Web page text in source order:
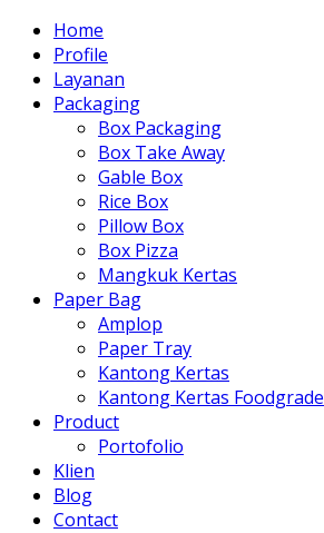
Home
Profile
Layanan
Packaging
Box Packaging
Box Take Away
Gable Box
Rice Box
Pillow Box
Box Pizza
Mangkuk Kertas
Paper Bag
Amplop
Paper Tray
Kantong Kertas
Kantong Kertas Foodgrade
Product
Portofolio
Klien
Blog
Contact